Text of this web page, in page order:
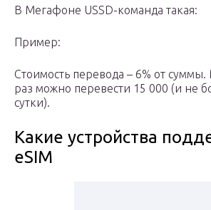
В Мегафоне USSD-команда такая:
Пример:
Стоимость перевода – 6% от
раз можно перевести 15 000 (и не
сутки).
Какие устройства
eSIM